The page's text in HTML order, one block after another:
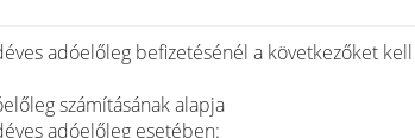
adóelőleg befizetésénél a következőket
számításának alapja
adóelőleg esetében: